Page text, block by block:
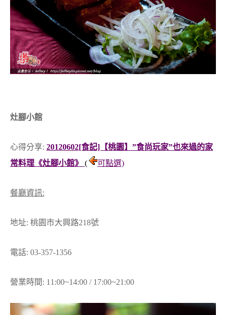
灶腳小館
心得分享: 20120602[食記]【桃園】”食尚玩家”也來過的家
常料理《灶腳小館》
( 可點選)
餐廳資訊:
地址: 桃園市大興路218號
電話: 03-357-1356
營業時間: 11:00~14:00 / 17:00~21:00